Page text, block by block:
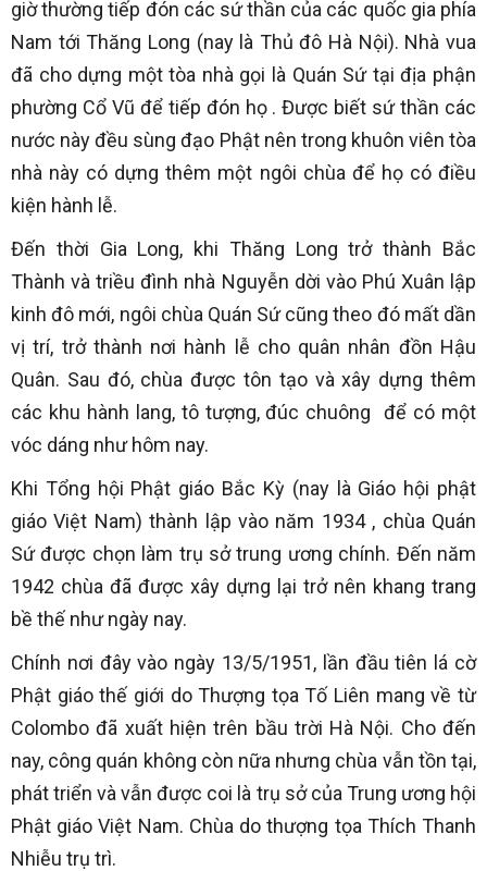
giờ thường tiếp đón các sứ thần của các quốc gia phía
Nam tới Thăng Long (nay là Thủ đô Hà Nội). Nhà vua
đã cho dựng một tòa nhà gọi là Quán Sứ tại địa phận
phường Cổ Vũ để tiếp đón họ . Được biết sứ thần các
nước này đều sùng đạo Phật nên trong khuôn viên tòa
nhà này có dựng thêm một ngôi chùa để họ có điều
kiện hành lễ.
Đến thời Gia Long, khi Thăng Long trở thành Bắc
Thành và triều đình nhà Nguyễn dời vào Phú Xuân lập
kinh đô mới, ngôi chùa Quán Sứ cũng theo đó mất dần
vị trí, trở thành nơi hành lễ cho quân nhân đồn Hậu
Quân. Sau đó, chùa được tôn tạo và xây dựng thêm
các khu hành lang, tô tượng, đúc chuông để có một
vóc dáng như hôm nay.
Khi Tổng hội Phật giáo Bắc Kỳ (nay là Giáo hội phật
giáo Việt Nam) thành lập vào năm 1934 , chùa Quán
Sứ được chọn làm trụ sở trung ương chính. Đến năm
1942 chùa đã được xây dựng lại trở nên khang trang
bề thế như ngày nay.
Chính nơi đây vào ngày 13/5/1951, lần đầu tiên lá cờ
Phật giáo thế giới do Thượng tọa Tố Liên mang về từ
Colombo đã xuất hiện trên bầu trời Hà Nội. Cho đến
nay, công quán không còn nữa nhưng chùa vẫn tồn tại,
phát triển và vẫn được coi là trụ sở của Trung ương hội
Phật giáo Việt Nam. Chùa do thượng tọa Thích Thanh
Nhiễu trụ trì.